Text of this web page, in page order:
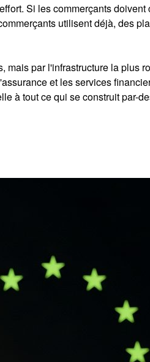
Si les commerçants
utilisent déjà, des
par l'infrastructure la plus
et les services
à tout ce qui se construit par-